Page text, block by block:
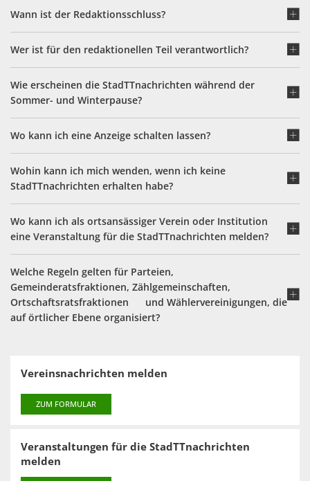
Wann ist der Redaktionsschluss?
Wer ist für den redaktionellen Teil verantwortlich?
Wie erscheinen die StadTTnachrichten während der
Sommer- und Winterpause?
Wo kann ich eine Anzeige schalten lassen?
Wohin kann ich mich wenden, wenn ich keine
StadTTnachrichten erhalten habe?
Wo kann ich als ortsansässiger Verein oder Institution
eine Veranstaltung für die StadTTnachrichten melden?
Welche Regeln gelten für Parteien,
Gemeinderatsfraktionen, Zählgemeinschaften,
Ortschaftsratsfraktionen und Wählervereinigungen, die
auf örtlicher Ebene organisiert?
Vereinsnachrichten melden
ZUM FORMULAR
Veranstaltungen für die StadTTnachrichten
melden